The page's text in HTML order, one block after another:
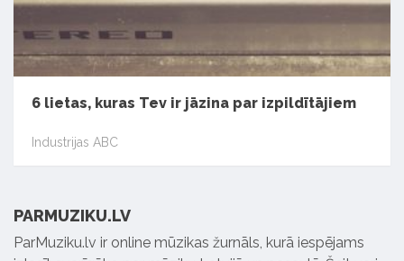
6 lietas, kuras Tev ir jāzina par izpildītājiem
Industrijas ABC
PARMUZIKU.LV
ParMuziku.lv ir online mūzikas žurnāls, kurā iespējams